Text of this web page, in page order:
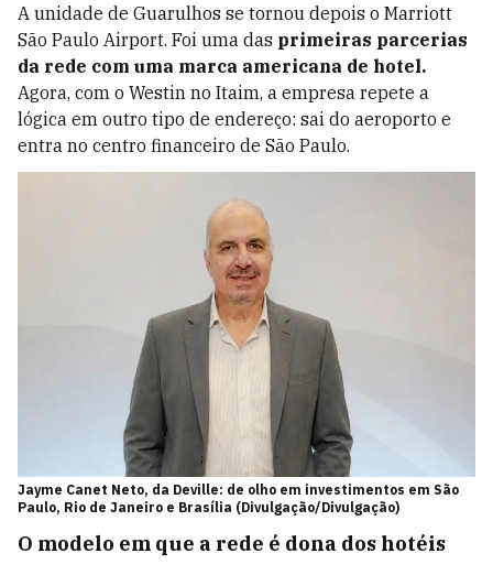
A unidade de Guarulhos se tornou depois o Marriott
São Paulo Airport. Foi uma das primeiras parcerias
da rede com uma marca americana de hotel.
Agora, com o Westin no Itaim, a empresa repete a
lógica em outro tipo de endereço: sai do aeroporto e
entra no centro financeiro de São Paulo.
Jayme Canet Neto, da Deville: de olho em investimentos em São
Paulo, Rio de Janeiro e Brasília (Divulgação/Divulgação)
O modelo em que a rede é dona dos hotéis